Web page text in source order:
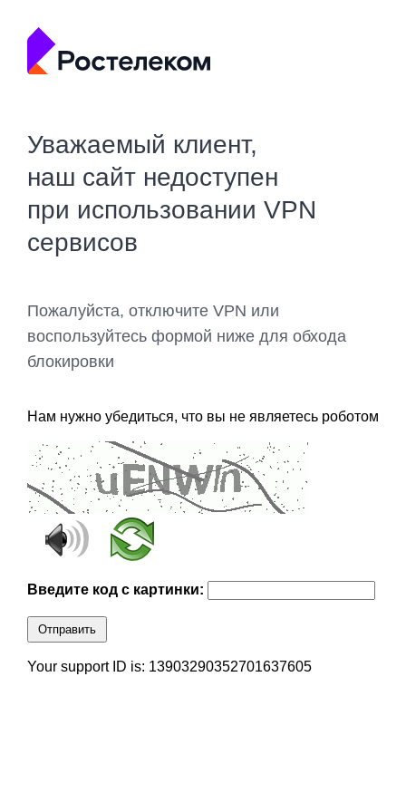
Уважаемый клиент,
наш сайт недоступен
при использовании VPN
сервисов
Пожалуйста, отключите VPN или
воспользуйтесь формой ниже для обхода
блокировки
Нам нужно убедиться, что вы не являетесь роботом
Введите код с картинки:
Отправить
Your support ID is: 13903290352701637605